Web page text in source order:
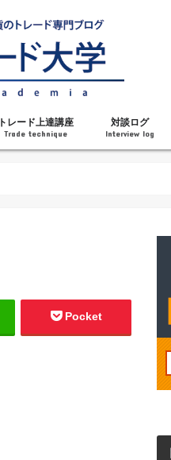
トレード上達講座
Trade technique
対談ログ
Interview log
Pocket